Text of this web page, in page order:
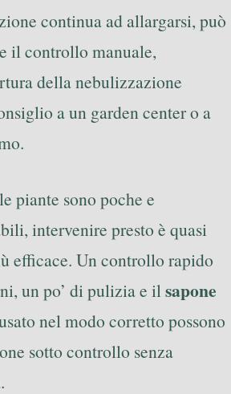
continua ad allargarsi, può
il controllo manuale,
della nebulizzazione
a un garden center o a
piante sono poche e
intervenire presto è quasi
efficace. Un controllo rapido
un po’ di pulizia e ilsapone
nel modo corretto possono
sotto controllo senza